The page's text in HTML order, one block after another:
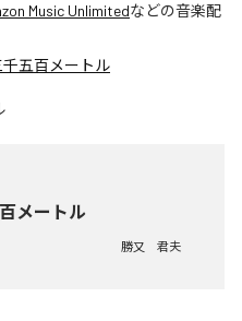
Music Unlimitedなどの音楽配
五百メートル
メートル
勝又 君夫